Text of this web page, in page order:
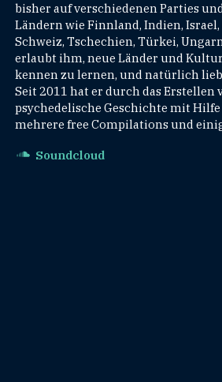
bisher auf verschiedenen Parties
Ländern wie Finnland, Indien,
Schweiz, Tschechien, Türkei,
erlaubt ihm, neue Länder und
kennen zu lernen, und natürlich
Seit 2011 hat er durch das
psychedelische Geschichte mit
mehrere free Compilations und
Soundcloud